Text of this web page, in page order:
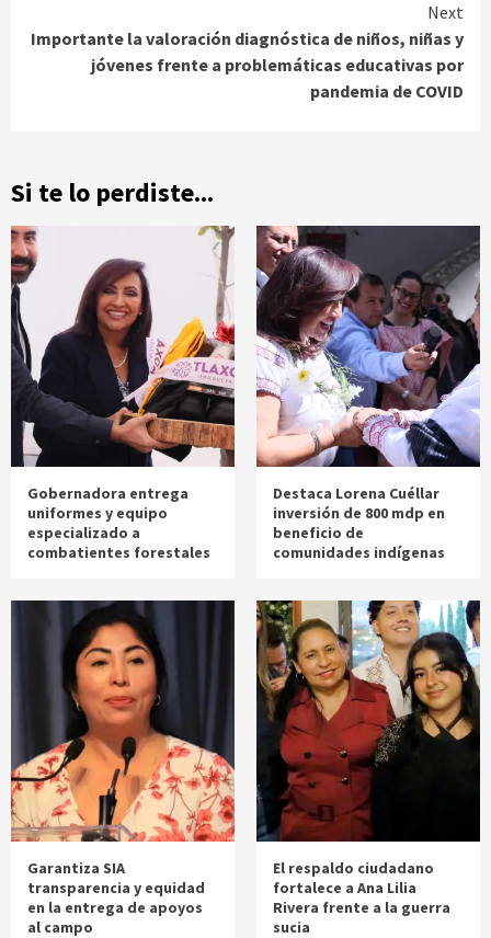
Next
Importante la valoración diagnóstica de niños, niñas y
jóvenes frente a problemáticas educativas por
pandemia de COVID
Si te lo perdiste...
Gobernadora entrega
uniformes y equipo
especializado a
combatientes forestales
Destaca Lorena Cuéllar
inversión de 800 mdp en
beneficio de
comunidades indígenas
Garantiza SIA
transparencia y equidad
en la entrega de apoyos
al campo
El respaldo ciudadano
fortalece a Ana Lilia
Rivera frente a la guerra
sucia